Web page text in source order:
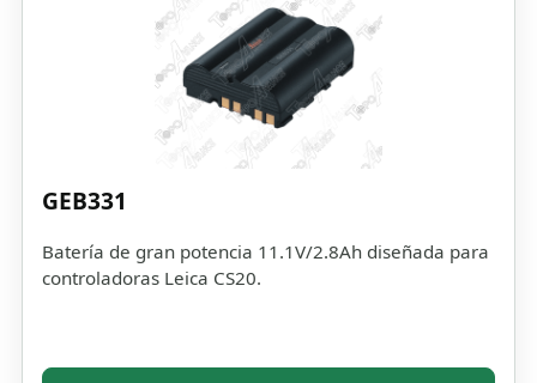
GEB331
Batería de gran potencia 11.1V/2.8Ah diseñada para
controladoras Leica CS20.